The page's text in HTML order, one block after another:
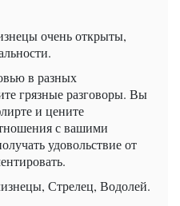
очень открыты,
в разных
грязные разговоры. Вы
и цените
с вашими
удовольствие от
Стрелец, Водолей.